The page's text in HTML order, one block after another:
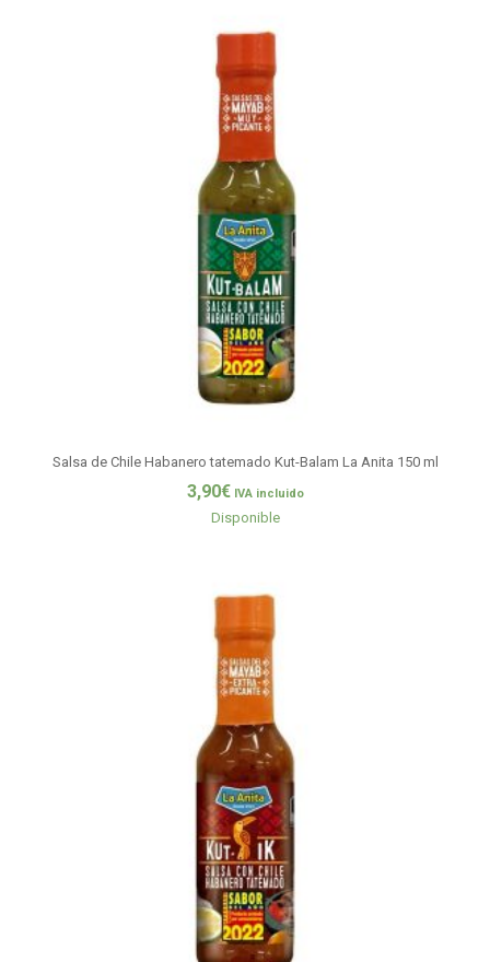
Salsa de Chile Habanero tatemado Kut-Balam La Anita 150 ml
3,90€ IVA incluido
Disponible